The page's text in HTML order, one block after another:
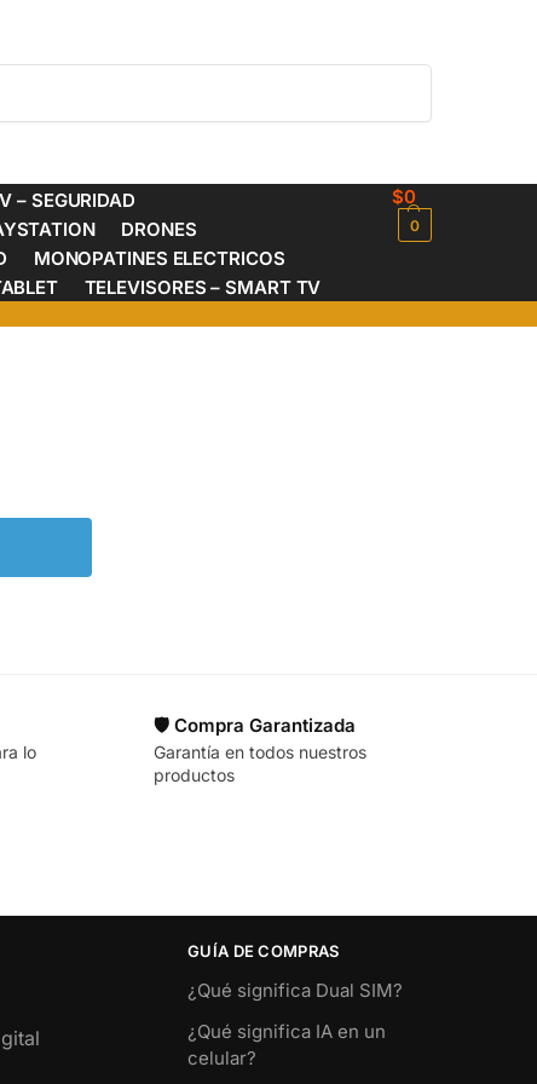
– SEGURIDAD
DRONES
MONOPATINES ELECTRICOS
TELEVISORES – SMART TV
$0
0
lo
🛡️ Compra Garantizada
Garantía en todos nuestros
productos
GUÍA DE COMPRAS
¿Qué significa Dual SIM?
¿Qué significa IA en un
celular?